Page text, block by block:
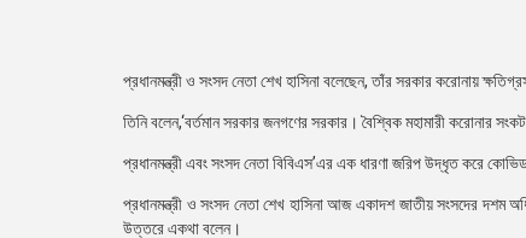
প্রধানমন্ত্রী ও সংসদ নেতা শেখ হাসিনা বলেছেন, তাঁর সরকার করোনায়
তিনি বলেন,‘বর্তমান সরকার জনগণের সরকার। বৈশ্বিক মহামারী করোনার
প্রধানমন্ত্রী এবং সংসদ নেতা বিবিএস’এর এক ধারণা জরিপ উদ্ধৃত করে
প্রধানমন্ত্রী ও সংসদ নেতা শেখ হাসিনা আজ একাদশ জাতীয় সংসদের দশম
উত্তরে একথা বলেন।